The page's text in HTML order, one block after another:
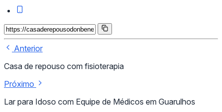
Anterior
Casa de repouso com fisioterapia
Próximo
Lar para Idoso com Equipe de Médicos em Guarulhos